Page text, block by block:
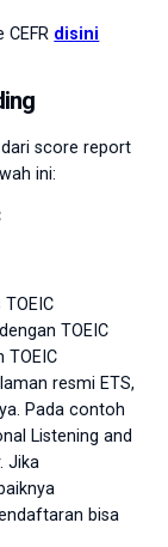
disini
dari score report
ini:
TOEIC
TOEIC
resmi ETS,
Pada contoh
Listening and
Jika
bisa